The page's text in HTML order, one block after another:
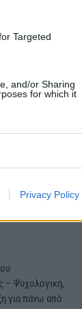
Targeted
and/or Sharing
for which it
Privacy Policy
θα
προσφορές.
Telegram Email
– Ψυχολογική,
για πάνω από